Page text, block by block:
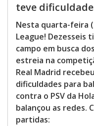
teve
Nesta quarta-feira
League! Dezesseis
campo em busca
estreia na
Real Madrid
dificuldades para
contra o PSV da
balançou as redes.
partidas: